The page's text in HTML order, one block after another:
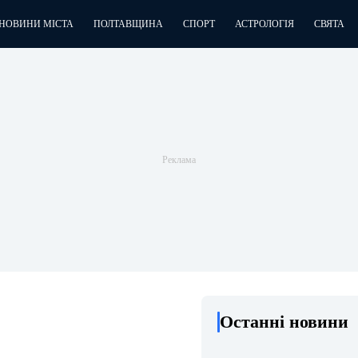
МІСТА ПОЛТАВЩИНА СПОРТ АСТРОЛОГІЯ СВЯТА
Останні новини